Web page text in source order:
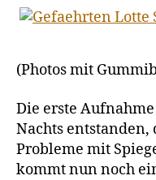
(Photos mit
Die erste
Nachts
Probleme mit
kommt nun noch